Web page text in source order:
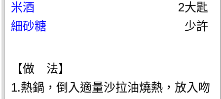
米酒
2大匙
細砂糖
少許
【做 法】
1.熱鍋，倒入適量沙拉油燒熱，放入吻